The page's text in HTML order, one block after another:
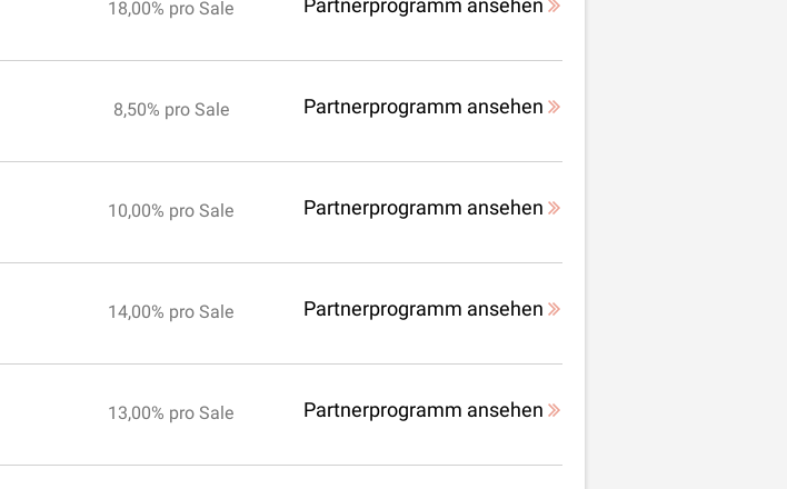
18,00% pro Sale Partnerprogramm ansehen
8,50% pro Sale Partnerprogramm ansehen
10,00% pro Sale Partnerprogramm ansehen
14,00% pro Sale Partnerprogramm ansehen
13,00% pro Sale Partnerprogramm ansehen